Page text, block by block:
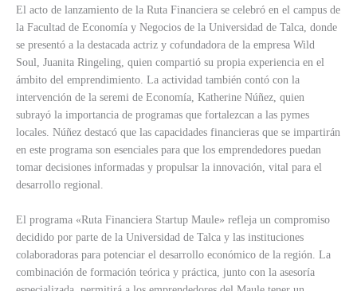
El acto de lanzamiento de la Ruta Financiera se celebró en el campus de
la Facultad de Economía y Negocios de la Universidad de Talca, donde
se presentó a la destacada actriz y cofundadora de la empresa Wild
Soul, Juanita Ringeling, quien compartió su propia experiencia en el
ámbito del emprendimiento. La actividad también contó con la
intervención de la seremi de Economía, Katherine Núñez, quien
subrayó la importancia de programas que fortalezcan a las pymes
locales. Núñez destacó que las capacidades financieras que se impartirán
en este programa son esenciales para que los emprendedores puedan
tomar decisiones informadas y propulsar la innovación, vital para el
desarrollo regional.
El programa «Ruta Financiera Startup Maule» refleja un compromiso
decidido por parte de la Universidad de Talca y las instituciones
colaboradoras para potenciar el desarrollo económico de la región. La
combinación de formación teórica y práctica, junto con la asesoría